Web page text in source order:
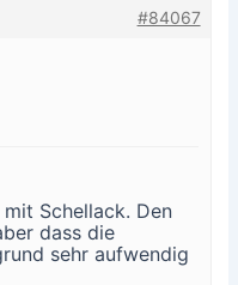
#84067
Schellack. Den
dass die
sehr aufwendig